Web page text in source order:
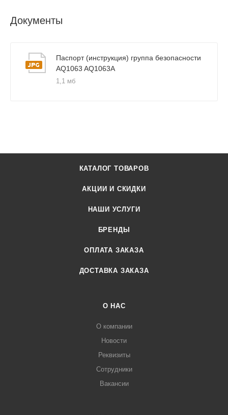
Документы
Паспорт (инструкция) группа безопасности
AQ1063 AQ1063A
1,1 мб
КАТАЛОГ ТОВАРОВ
АКЦИИ И СКИДКИ
НАШИ УСЛУГИ
БРЕНДЫ
ОПЛАТА ЗАКАЗА
ДОСТАВКА ЗАКАЗА
О НАС
О компании
Новости
Реквизиты
Сотрудники
Вакансии